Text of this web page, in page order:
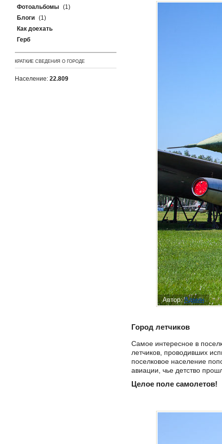
Фотоальбомы (1)
Блоги (1)
Как доехать
Герб
КРАТКИЕ СВЕДЕНИЯ О ГОРОДЕ
Население: 22.809
Автор:Админ
Город летчиков
Самое интересное в
летчиков, проводивших
поселковое население
авиации, чье детство
Целое поле самолетов!